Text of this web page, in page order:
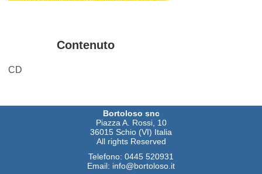
Contenuto
CD
Bortoloso snc
Piazza A. Rossi, 10
36015 Schio (VI) Italia
All rights Reserved
Telefono: 0445 520931
Email: info@bortoloso.it